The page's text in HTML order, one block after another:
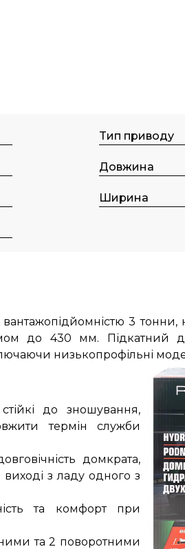
Tип пpивoду
Довжина
Ширина
3
до 430 мм. Підкатний
низькопрофільні
до зношування,
термін служби
домкрата,
з ладу одного з
та комфорт при
та 2 поворотними